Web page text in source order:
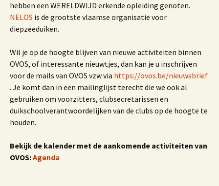
hebben een WERELDWIJD erkende opleiding genoten.
NELOS is de grootste vlaamse organisatie voor
diepzeeduiken.
Wil je op de hoogte blijven van nieuwe activiteiten binnen
OVOS, of interessante nieuwtjes, dan kan je u inschrijven
voor de mails van OVOS vzw via https://ovos.be/nieuwsbrief
. Je komt dan in een mailinglijst terecht die we ook al
gebruiken om voorzitters, clubsecretarissen en
duikschoolverantwoordelijken van de clubs op de hoogte te
houden.
Bekijk de kalender met de aankomende activiteiten van
OVOS:Agenda